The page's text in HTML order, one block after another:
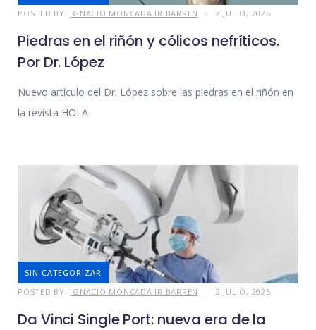
POSTED BY: IGNACIO MONCADA IRIBARREN 2 JULIO, 2025
Piedras en el riñón y cólicos nefríticos.
Por Dr. López
Nuevo artículo del Dr. López sobre las piedras en el riñón en
la revista HOLA
SIN CATEGORIZAR
POSTED BY: IGNACIO MONCADA IRIBARREN 2 JULIO, 2025
Da Vinci Single Port: nueva era de la